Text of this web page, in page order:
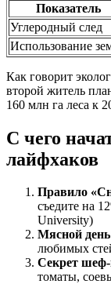
Показатель
Углеродный след
Использование
Как говорит
второй житель
160 млн га леса к
С чего
лайфхаков
Правило
съедите на
University)
Мясной день
любимых
Секрет
томаты,